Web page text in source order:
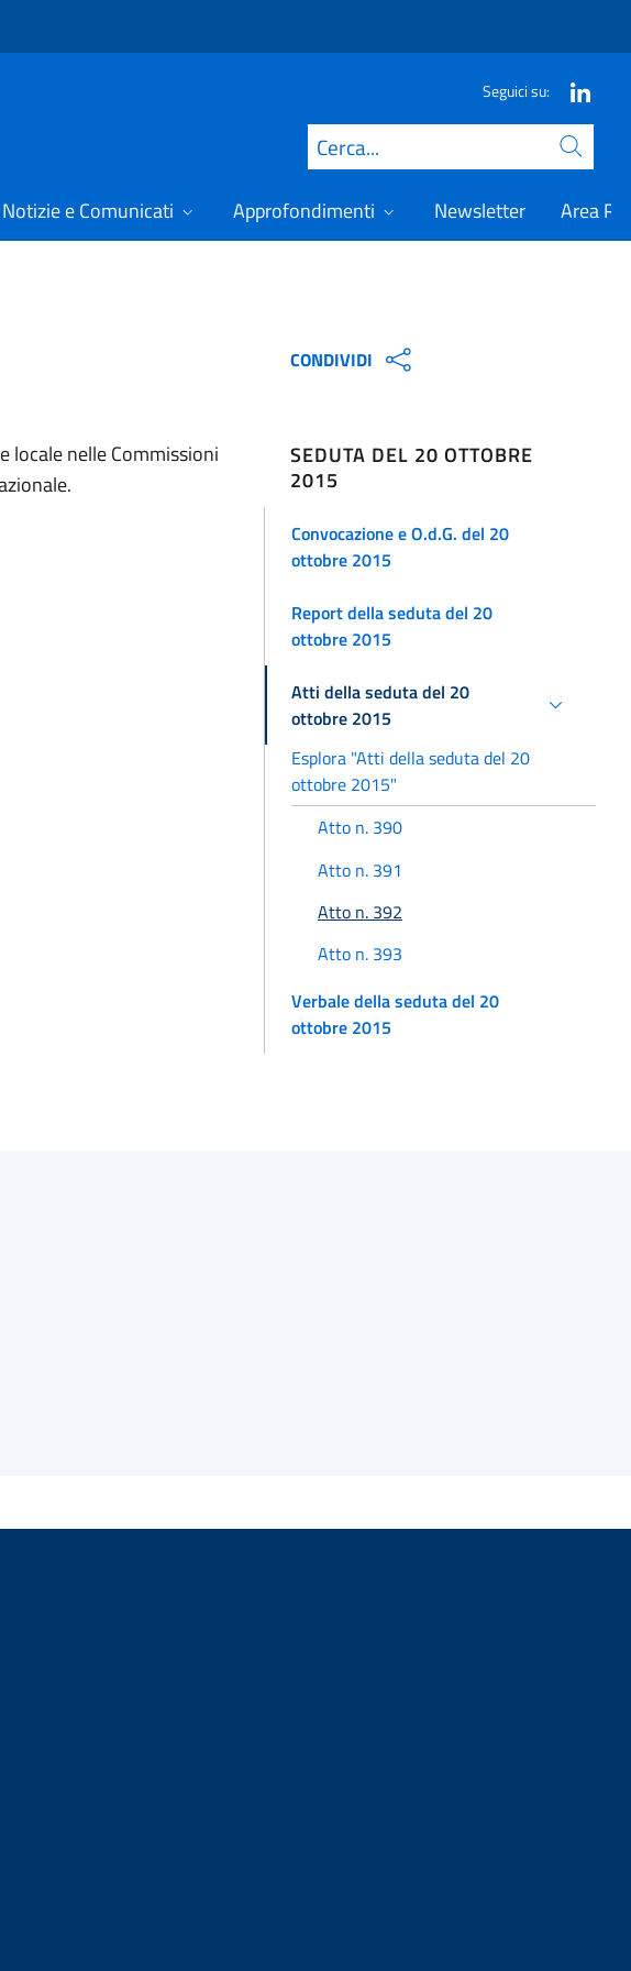
Seguici su:
Cerca
Notizie e Comunicati Approfondimenti Newsletter Area
locale nelle Commissioni
CONDIVIDI
SEDUTA DEL 20 OTTOBRE
2015
Convocazione e O.d.G. del 20
ottobre 2015
Report della seduta del 20
ottobre 2015
Atti della seduta del 20
ottobre 2015
Esplora "Atti della seduta del 20
ottobre 2015"
Atto n. 390
Atto n. 391
Atto n. 392
Atto n. 393
Verbale della seduta del 20
ottobre 2015